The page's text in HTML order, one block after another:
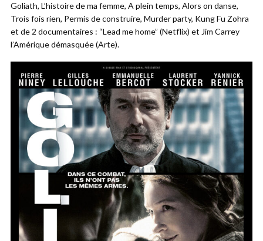
Goliath, L’histoire de ma femme, A plein temps, Alors on danse,
Trois fois rien, Permis de construire, Murder party, Kung Fu Zohra
et de 2 documentaires : “Lead me home” (Netflix) et Jim Carrey
l’Amérique démasquée (Arte).